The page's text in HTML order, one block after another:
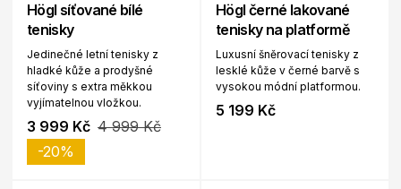
Högl síťované bílé
tenisky
Jedinečné letní tenisky z
hladké kůže a prodyšné
síťoviny s extra měkkou
vyjímatelnou vložkou.
3 999 Kč 4 999 Kč
-20%
Högl černé lakované
tenisky na platformě
Luxusní šněrovací tenisky z
lesklé kůže v černé barvě s
vysokou módní platformou.
5 199 Kč